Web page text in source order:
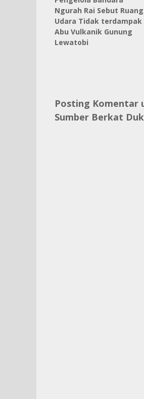
Ngurah Rai Sebut Ruang
Udara Tidak terdampak
Abu Vulkanik Gunung
Lewatobi
Posting Komentar
Sumber Berkat